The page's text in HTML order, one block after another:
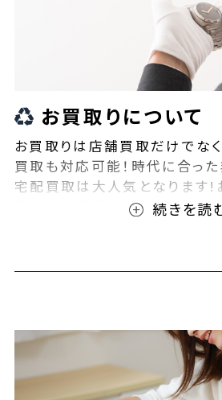
お買取りについて
お買取りは店舗買取だけでな
買取も対応可能！時代に合っ
宅配買取は大人気となります!
事前査定が可能となっておりま